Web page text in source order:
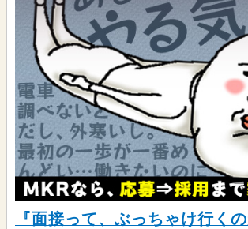
『面接って、ぶっちゃけ行く